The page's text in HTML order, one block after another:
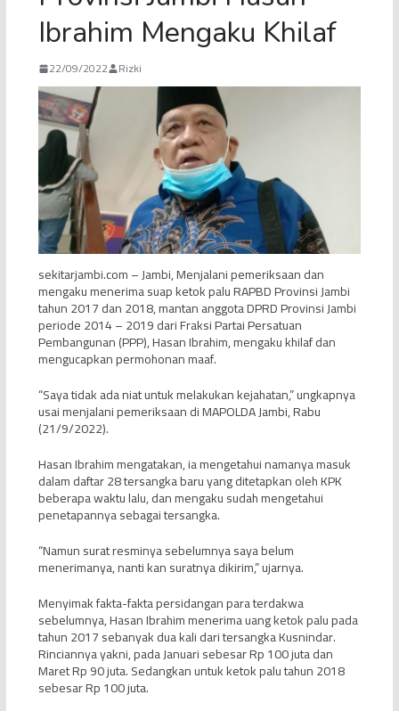
Ibrahim Mengaku Khilaf
22/09/2022 Rizki
sekitarjambi.com – Jambi, Menjalani pemeriksaan dan
mengaku menerima suap ketok palu RAPBD Provinsi Jambi
tahun 2017 dan 2018, mantan anggota DPRD Provinsi Jambi
periode 2014 – 2019 dari Fraksi Partai Persatuan
Pembangunan (PPP), Hasan Ibrahim, mengaku khilaf dan
mengucapkan permohonan maaf.
“Saya tidak ada niat untuk melakukan kejahatan,” ungkapnya
usai menjalani pemeriksaan di MAPOLDA Jambi, Rabu
(21/9/2022).
Hasan Ibrahim mengatakan, ia mengetahui namanya masuk
dalam daftar 28 tersangka baru yang ditetapkan oleh KPK
beberapa waktu lalu, dan mengaku sudah mengetahui
penetapannya sebagai tersangka.
“Namun surat resminya sebelumnya saya belum
menerimanya, nanti kan suratnya dikirim,” ujarnya.
Menyimak fakta-fakta persidangan para terdakwa
sebelumnya, Hasan Ibrahim menerima uang ketok palu pada
tahun 2017 sebanyak dua kali dari tersangka Kusnindar.
Rinciannya yakni, pada Januari sebesar Rp 100 juta dan
Maret Rp 90 juta. Sedangkan untuk ketok palu tahun 2018
sebesar Rp 100 juta.